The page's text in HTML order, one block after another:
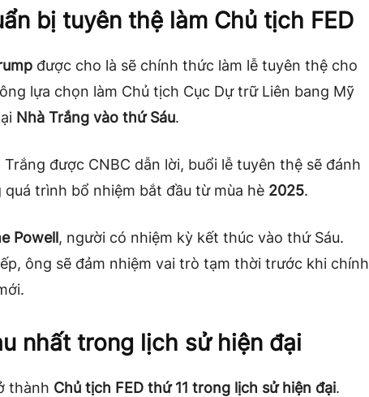
bị tuyên thệ làm Chủ tịch FED
được cho là sẽ chính thức làm lễ tuyên thệ cho
lựa chọn làm Chủ tịch Cục Dự trữ Liên bang Mỹ
Nhà Trắng vào thứ Sáu.
được CNBC dẫn lời, buổi lễ tuyên thệ sẽ đánh
trình bổ nhiệm bắt đầu từ mùa hè 2025.
Powell, người có nhiệm kỳ kết thúc vào thứ Sáu.
ông sẽ đảm nhiệm vai trò tạm thời trước khi chính
nhất trong lịch sử hiện đại
thành Chủ tịch FED thứ 11 trong lịch sử hiện đại.